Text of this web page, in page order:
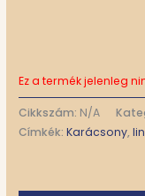
Ez a termék jelenleg
Cikkszám: N/A
Címkék:Karácsony,